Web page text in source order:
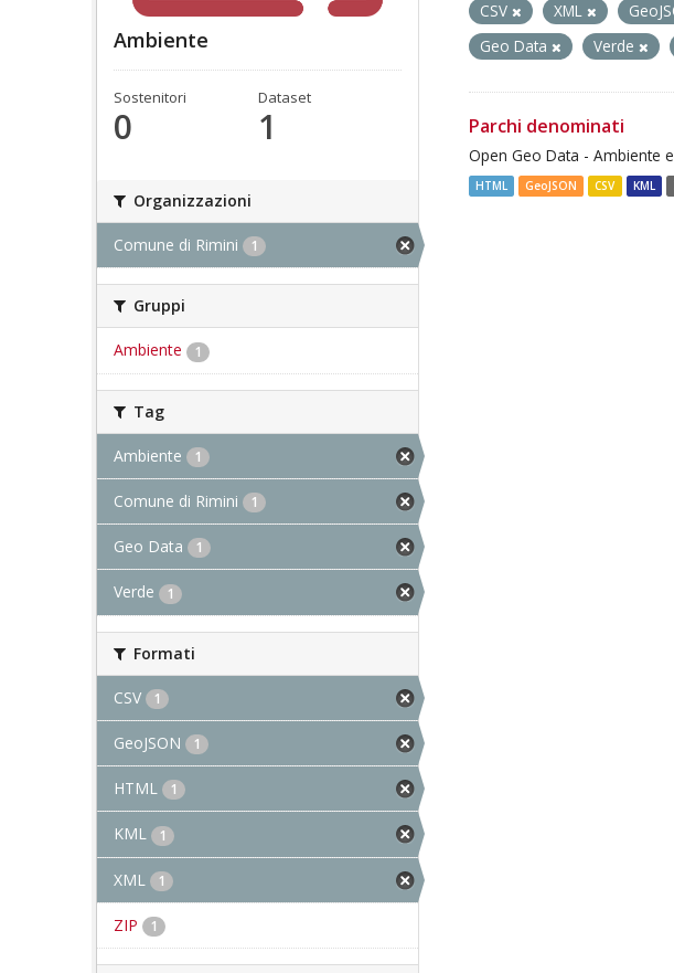
Ambiente
Sostenitori
0
Dataset
1
Organizzazioni
Comune di Rimini 1
Gruppi
Ambiente 1
Tag
Ambiente 1
Comune di Rimini 1
Geo Data 1
Verde 1
Formati
CSV 1
GeoJSON 1
HTML 1
KML 1
XML 1
ZIP 1
CSV
XML
Geo Data
Verde
Parchi denominati
Open Geo Data - Ambiente
HTML GeoJSON CSV KML